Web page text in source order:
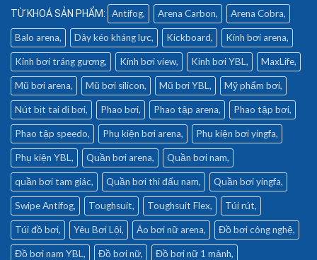
Antifog Arena Carbon Arena Cobra
Balo arena Dây kéo kháng lực Kickboard Kính bơi arena
Kính bơi tráng gương Kính bơi view Kính bơi YBL MaxLife
Mũ bơi arena Mũ bơi silicon Mũ bơi YBL Mỹ phẩm bơi
Nút bịt tai đi bơi Phao bơi Phao tập arena Phao tập bơi
Phao tập speedo Phụ kiện bơi arena Phụ kiện bơi yingfa
Phụ kiện YBL Quần bơi arena Quần bơi nam
quần bơi tam giác Quần bơi thi đấu nam Quần bơi yingfa
Swipe Antifog Toughsuit Toughsuit Flex Túi rút
Túi đồ bơi Yêu Bơi Lội Áo bơi nữ arena Đồ bơi công nghệ
Đồ bơi nam YBL Đồ bơi nữ Đồ bơi nữ 1 mảnh